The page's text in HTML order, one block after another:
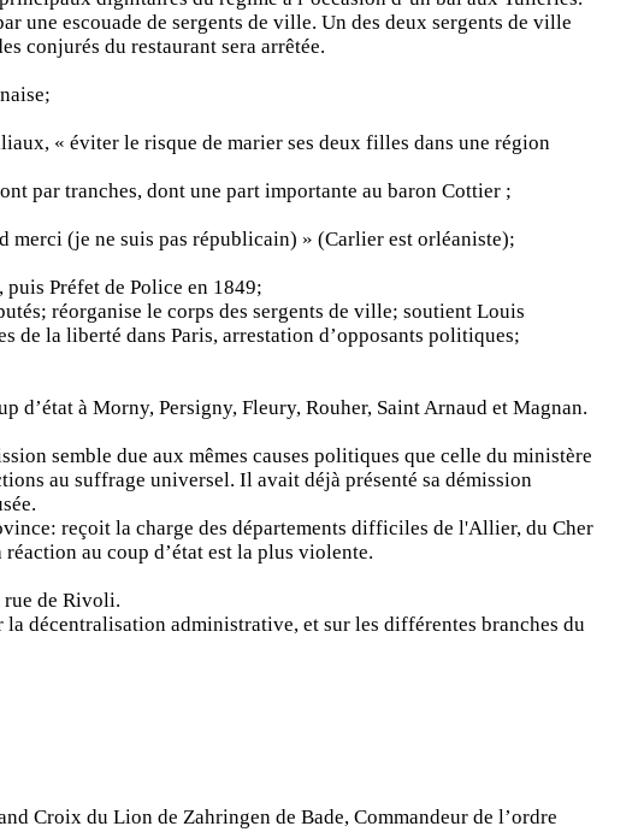
escouade de sergents de ville. Un des deux sergents de ville
conjurés du restaurant sera arrêtée.
« éviter le risque de marier ses deux filles dans une région
par tranches, dont une part importante au baron Cottier ;
(je ne suis pas républicain) » (Carlier est orléaniste);
Préfet de Police en 1849;
réorganise le corps des sergents de ville; soutient Louis
de la liberté dans Paris, arrestation d’opposants politiques;
d’état à Morny, Persigny, Fleury, Rouher, Saint Arnaud et Magnan.
semble due aux mêmes causes politiques que celle du ministère
au suffrage universel. Il avait déjà présenté sa démission
reçoit la charge des départements difficiles de l'Allier, du Cher
au coup d’état est la plus violente.
rue de Rivoli.
décentralisation administrative, et sur les différentes branches du
Croix du Lion de Zahringen de Bade, Commandeur de l’ordre